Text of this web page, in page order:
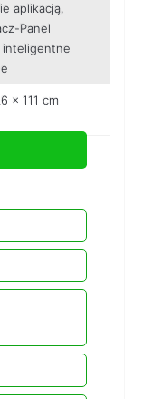
aplikacją,
Panel
inteligentne
x 111 cm